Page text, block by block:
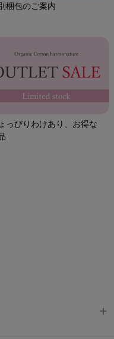
梱包のご案内
っぴりわけあり、お得な